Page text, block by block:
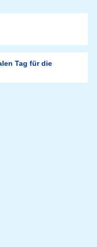
Tag für die